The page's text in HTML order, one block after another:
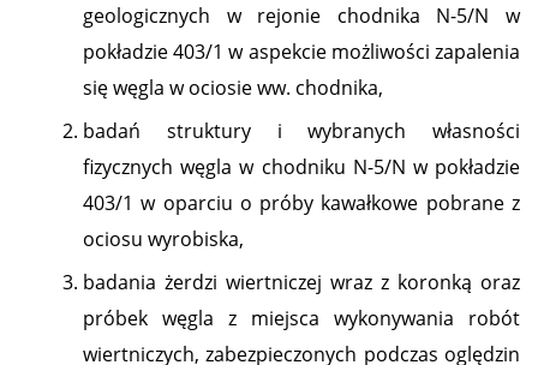
geologicznych w rejonie chodnika N-5/N w
pokładzie 403/1 w aspekcie możliwości zapalenia
się węgla w ociosie ww. chodnika,
badań struktury i wybranych własności
fizycznych węgla w chodniku N-5/N w pokładzie
403/1 w oparciu o próby kawałkowe pobrane z
ociosu wyrobiska,
badania żerdzi wiertniczej wraz z koronką oraz
próbek węgla z miejsca wykonywania robót
wiertniczych, zabezpieczonych podczas oględzin